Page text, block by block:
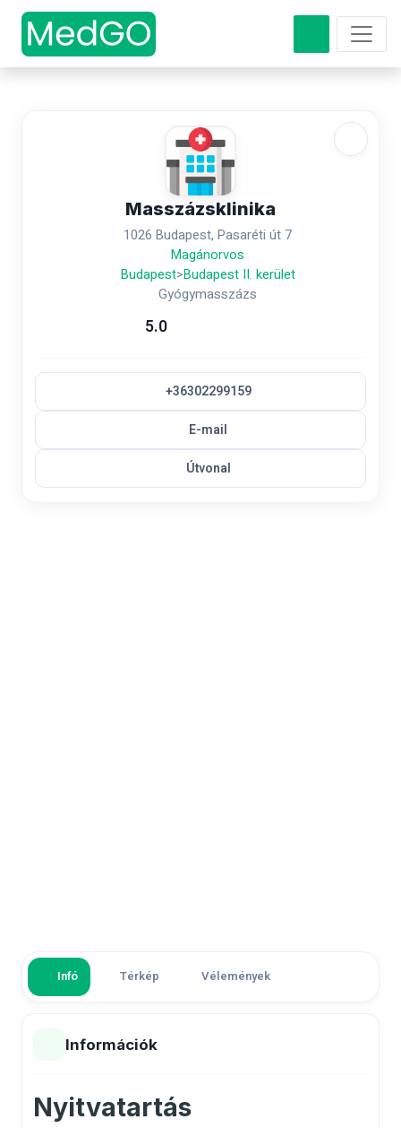
Masszázsklinika
1026 Budapest, Pasaréti út 7
Magánorvos
Budapest>Budapest II. kerület
Gyógymasszázs
5.0
+36302299159
E-mail
Útvonal
Infó Térkép Vélemények
Információk
Nyitvatartás